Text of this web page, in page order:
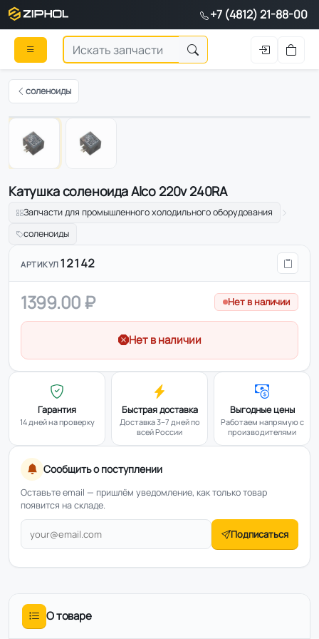
+7 (4812) 21-88-00
соленоиды
Катушка соленоида Alco 220v 240RA
Запчасти для промышленного холодильного оборудования
соленоиды
АРТИКУЛ 12142
1399.00 ₽ Нет в наличии
Нет в наличии
Гарантия
14 дней на проверку
Быстрая доставка
Доставка 3–7 дней по
всей России
Выгодные цены
Работаем напрямую с
производителями
Сообщить о поступлении
Оставьте email — пришлём уведомление, как только товар
появится на складе.
Подписаться
О товаре